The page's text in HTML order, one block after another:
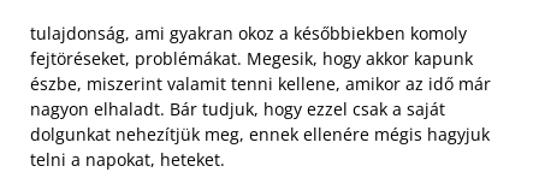
tulajdonság, ami gyakran okoz a későbbiekben komoly
fejtöréseket, problémákat. Megesik, hogy akkor kapunk
észbe, miszerint valamit tenni kellene, amikor az idő már
nagyon elhaladt. Bár tudjuk, hogy ezzel csak a saját
dolgunkat nehezítjük meg, ennek ellenére mégis hagyjuk
telni a napokat, heteket.